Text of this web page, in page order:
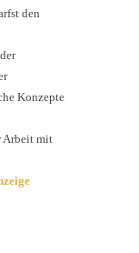
den
Konzepte
Arbeit mit